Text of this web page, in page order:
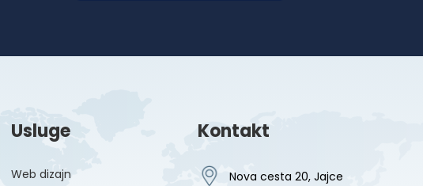
Usluge
Web dizajn
Kontakt
Nova cesta 20, Jajce